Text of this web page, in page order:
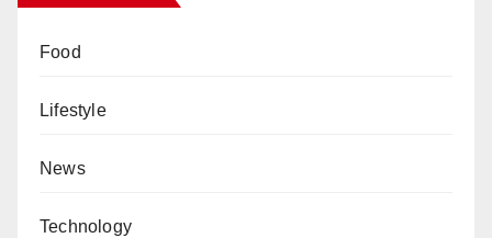
Food
Lifestyle
News
Technology